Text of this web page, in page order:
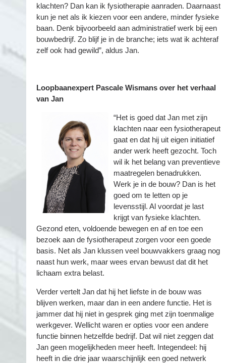
klachten? Dan kan ik fysiotherapie aanraden. Daarnaast
kun je net als ik kiezen voor een andere, minder fysieke
baan. Denk bijvoorbeeld aan administratief werk bij een
bouwbedrijf. Zo blijf je in de branche; iets wat ik achteraf
zelf ook had gewild”, aldus Jan.
Loopbaanexpert Pascale Wismans over het verhaal
van Jan
“Het is goed dat Jan met zijn
klachten naar een fysiotherapeut
gaat en dat hij uit eigen initiatief
ander werk heeft gezocht. Toch
wil ik het belang van preventieve
maatregelen benadrukken.
Werk je in de bouw? Dan is het
goed om te letten op je
levensstijl. Al voordat je last
krijgt van fysieke klachten.
Gezond eten, voldoende bewegen en af en toe een
bezoek aan de fysiotherapeut zorgen voor een goede
basis. Net als Jan klussen veel bouwvakkers graag nog
naast hun werk, maar wees ervan bewust dat dit het
lichaam extra belast.
Verder vertelt Jan dat hij het liefste in de bouw was
blijven werken, maar dan in een andere functie. Het is
jammer dat hij niet in gesprek ging met zijn toenmalige
werkgever. Wellicht waren er opties voor een andere
functie binnen hetzelfde bedrijf. Dat wil niet zeggen dat
Jan geen mogelijkheden meer heeft. Integendeel: hij
heeft in die drie jaar waarschijnlijk een goed netwerk